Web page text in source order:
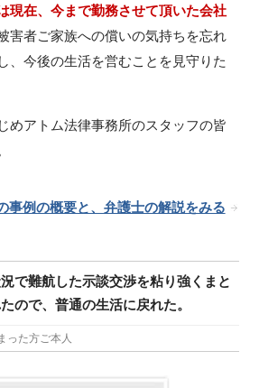
現在、今まで勤務させて頂いた会社
害者ご家族への償いの気持ちを忘れ
、今後の生活を営むことを見守りた
めアトム法律事務所のスタッフの皆
事例の概要と、弁護士の解説をみる
で難航した示談交渉を粘り強くまと
ので、普通の生活に戻れた。
った方ご本人